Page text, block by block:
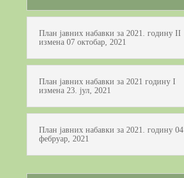
План јавних набавки за 2021. годину II
измена 07 октобар, 2021
План јавних набавки за 2021 годину I
измена 23. јул, 2021
План јавних набавки за 2021. годину 04
фебруар, 2021